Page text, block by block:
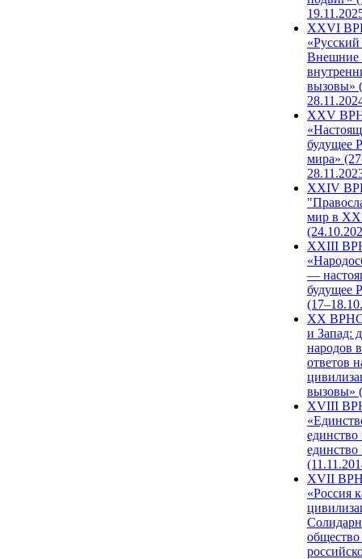
XXVI
Внешние
вызовы»
XXV
будущее
мира»
XXIV
мир в
XXIII
—
будущее
XX ВРНС
и Запад:
народов
ответов
вызовы»
XVIII
единство
единство
XVII
«Россия